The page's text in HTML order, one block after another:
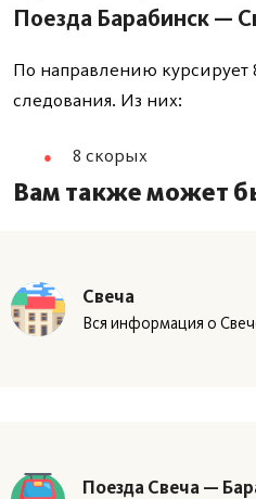
Поезда Барабинск —
По направлению курсирует
следования. Из них:
8 скорых
Вам также может
Свеча
Вся информация о
Поезда Свеча —